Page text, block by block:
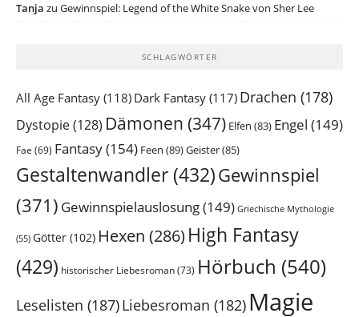
Tanja zu Gewinnspiel: Legend of the White Snake von Sher Lee
SCHLAGWÖRTER
All Age Fantasy (118) Dark Fantasy (117) Drachen (178)
Dystopie(128) Dämonen (347) Elfen (83) Engel (149)
Fae (69) Fantasy(154) Feen (89)Geister(85)
Gestaltenwandler (432)Gewinnspiel
(371) Gewinnspielauslosung(149) Griechische Mythologie
(55) Götter (102) Hexen (286) High Fantasy
(429) historischer Liebesroman(73) Hörbuch (540)
Leselisten (187)Liebesroman (182) Magie